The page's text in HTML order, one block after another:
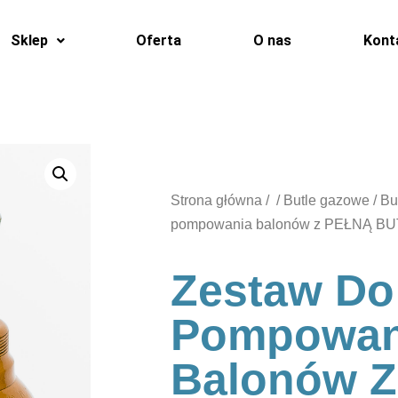
Sklep Oferta O nas
Strona główna / / Butle gazowe /
pompowania balonów z PEŁNĄ
Zestaw Do
Balonów Z